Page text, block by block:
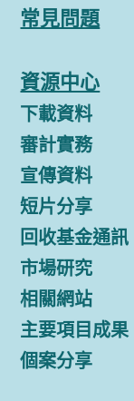
常見問題
資源中心
下載資料
審計實務
宣傳資料
短片分享
回收基金通訊
市場研究
相關網站
主要項目成果
個案分享